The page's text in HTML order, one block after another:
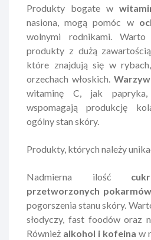
Produkty bogate w
nasiona, mogą pomóc w
wolnymi rodnikami.
produkty z dużą zawartością
które znajdują się w
orzechach włoskich.
witaminę C, jak
wspomagają produkcję
ogólny stan skóry.
Produkty, których należy
Nadmierna ilość
przetworzonych pokarmów
pogorszenia stanu skóry.
słodyczy, fast foodów oraz
Również alkohol i kofeina w